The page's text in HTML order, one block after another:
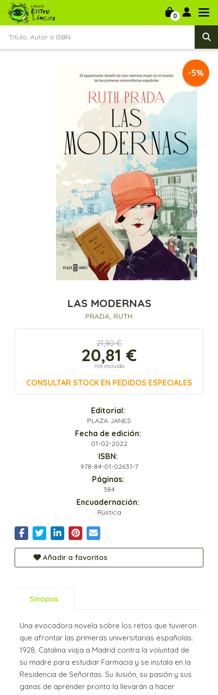
0
-5%
LAS MODERNAS
PRADA, RUTH
21,90 €
20,81 €
IVA incluido
CONSULTAR STOCK EN PEDIDOS ESPECIALES
Editorial:
PLAZA JANES
Fecha de edición:
01-02-2022
ISBN:
978-84-01-02631-7
Páginas:
384
Encuadernación:
Rústica
Añadir a favoritos
Sinopsis
Una evocadora novela sobre los retos que tuvieron
que afrontar las primeras universitarias españolas.
1928. Catalina viaja a Madrid contra la voluntad de
su madre para estudiar Farmacia y se instala en la
Residencia de Señoritas. Su ilusión, su pasión y sus
ganas de aprender pronto la llevarán a hacer